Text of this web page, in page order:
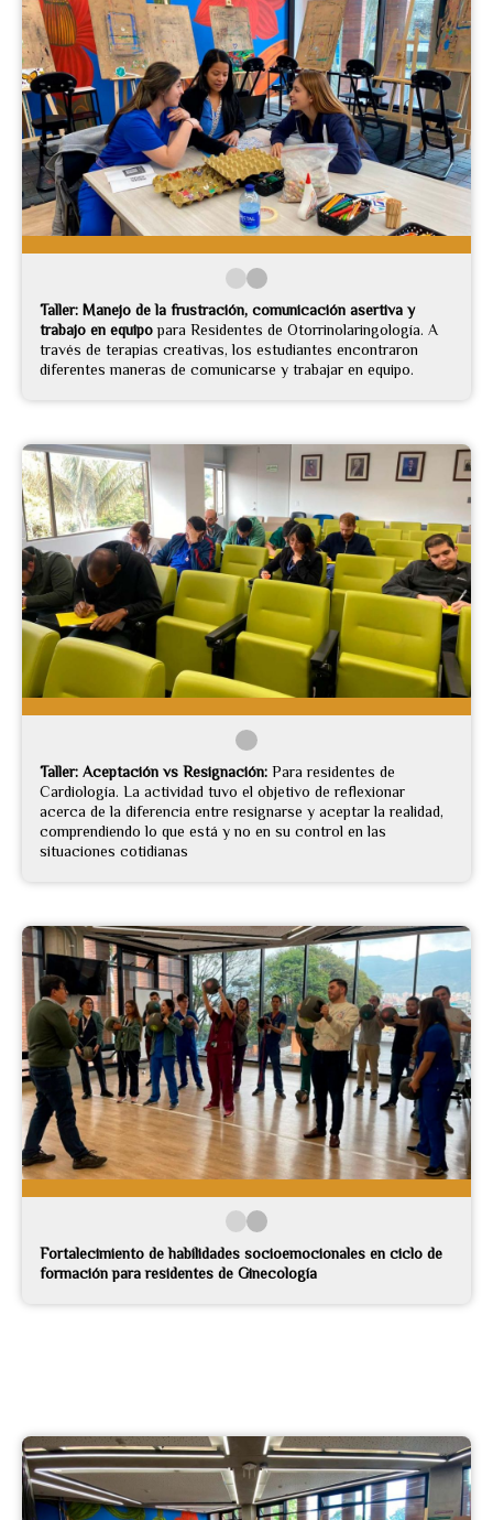
Taller: Manejo de la frustración, comunicación asertiva y
trabajo en equipopara Residentes de Otorrinolaringología. A
través de terapias creativas, los estudiantes encontraron
diferentes maneras de comunicarse y trabajar en equipo.
Taller: Aceptación vs Resignación: Para residentes de
Cardiología. La actividad tuvo el objetivo de reflexionar
acerca de la diferencia entre resignarse y aceptar la realidad,
comprendiendo lo que está y no en su control en las
situaciones cotidianas
Fortalecimiento de habilidades socioemocionales en ciclo de
formación para residentes de Ginecología